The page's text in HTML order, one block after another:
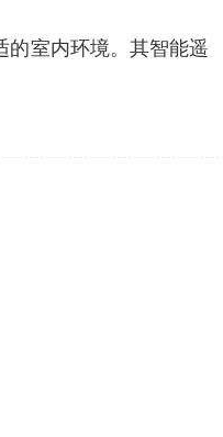
的室内环境。其智能遥